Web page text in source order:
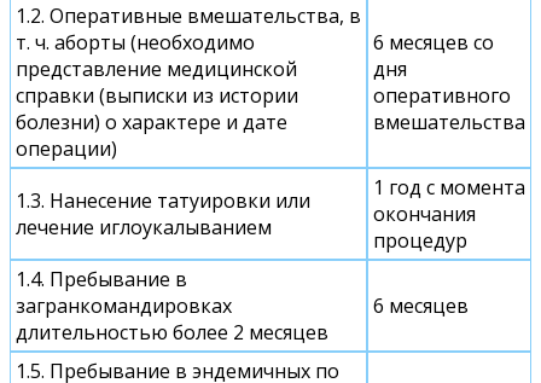
1.2. Оперативные вмешательства, в
т. ч. аборты (необходимо
представление медицинской
справки (выписки из истории
болезни) о характере и дате
операции)
6 месяцев со
дня
оперативного
вмешательства
1.3. Нанесение татуировки или
лечение иглоукалыванием
1 год с момента
окончания
процедур
1.4. Пребывание в
загранкомандировках
длительностью более 2 месяцев
6 месяцев
1.5. Пребывание в эндемичных по